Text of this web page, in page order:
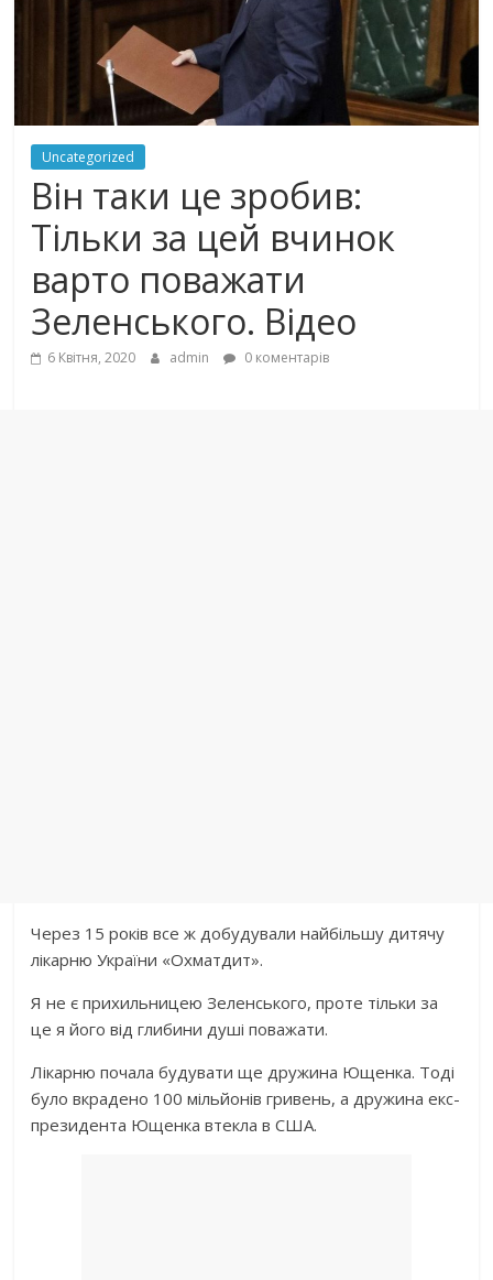
Uncategorized
Він таки це зробив:
Тільки за цей вчинок
варто поважати
Зеленського. Відео
6 Квітня, 2020 admin 0 коментарів
Через 15 років все ж добудували найбільшу дитячу
лікарню України «Охматдит».
Я не є прихильницею Зеленського, проте тільки за
це я його від глибини душі поважати.
Лікарню почала будувати ще дружина Ющенка. Тоді
було вкрадено 100 мільйонів гривень, а дружина екс-
президента Ющенка втекла в США.